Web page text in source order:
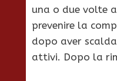
una o due volte
prevenire la
dopo aver
attivi. Dopo la